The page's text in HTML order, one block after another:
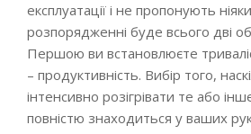
експлуатації і не пропонують
розпорядженні буде всього дві
Першою ви встановлюєте
– продуктивність. Вибір того,
інтенсивно розігрівати те або
повністю знаходиться у ваших